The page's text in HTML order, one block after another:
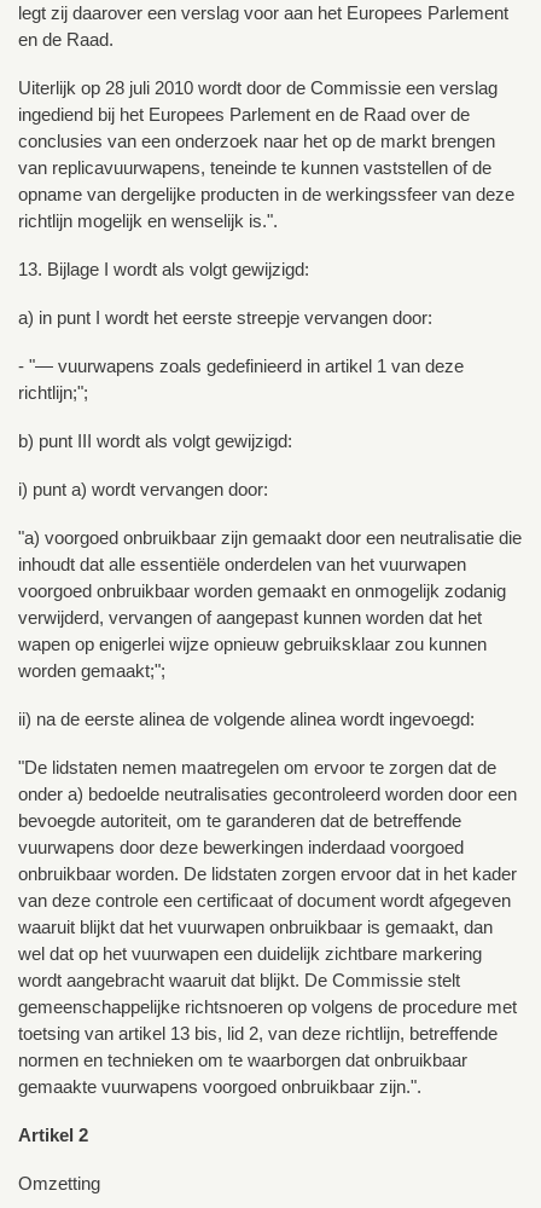
legt zij daarover een verslag voor aan het Europees Parlement
en de Raad.
Uiterlijk op 28 juli 2010 wordt door de Commissie een verslag
ingediend bij het Europees Parlement en de Raad over de
conclusies van een onderzoek naar het op de markt brengen
van replicavuurwapens, teneinde te kunnen vaststellen of de
opname van dergelijke producten in de werkingssfeer van deze
richtlijn mogelijk en wenselijk is.".
13. Bijlage I wordt als volgt gewijzigd:
a) in punt I wordt het eerste streepje vervangen door:
- "— vuurwapens zoals gedefinieerd in artikel 1 van deze
richtlijn;";
b) punt III wordt als volgt gewijzigd:
i) punt a) wordt vervangen door:
"a) voorgoed onbruikbaar zijn gemaakt door een neutralisatie die
inhoudt dat alle essentiële onderdelen van het vuurwapen
voorgoed onbruikbaar worden gemaakt en onmogelijk zodanig
verwijderd, vervangen of aangepast kunnen worden dat het
wapen op enigerlei wijze opnieuw gebruiksklaar zou kunnen
worden gemaakt;";
ii) na de eerste alinea de volgende alinea wordt ingevoegd:
"De lidstaten nemen maatregelen om ervoor te zorgen dat de
onder a) bedoelde neutralisaties gecontroleerd worden door een
bevoegde autoriteit, om te garanderen dat de betreffende
vuurwapens door deze bewerkingen inderdaad voorgoed
onbruikbaar worden. De lidstaten zorgen ervoor dat in het kader
van deze controle een certificaat of document wordt afgegeven
waaruit blijkt dat het vuurwapen onbruikbaar is gemaakt, dan
wel dat op het vuurwapen een duidelijk zichtbare markering
wordt aangebracht waaruit dat blijkt. De Commissie stelt
gemeenschappelijke richtsnoeren op volgens de procedure met
toetsing van artikel 13 bis, lid 2, van deze richtlijn, betreffende
normen en technieken om te waarborgen dat onbruikbaar
gemaakte vuurwapens voorgoed onbruikbaar zijn.".
Artikel 2
Omzetting